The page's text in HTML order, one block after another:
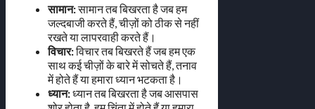
सामान:सामान तब बिखरता है जब हम
जल्दबाजी करते हैं, चीज़ों को ठीक से नहीं
रखते या लापरवाही करते हैं।
विचार:विचार तब बिखरते हैं जब हम एक
साथ कई चीज़ों के बारे में सोचते हैं, तनाव
में होते हैं या हमारा ध्यान भटकता है।
ध्यान:ध्यान तब बिखरता है जब आसपास